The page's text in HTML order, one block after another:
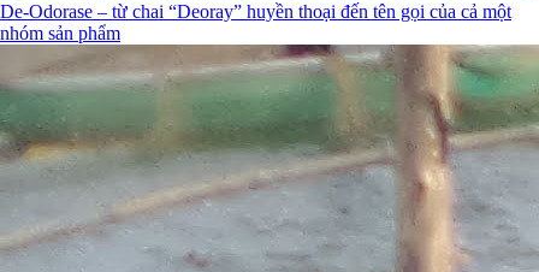
De-Odorase – từ chai “Deoray” huyền thoại đến tên gọi của cả một
nhóm sản phẩm